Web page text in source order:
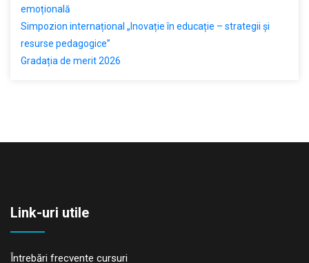
emoțională
Simpozion internațional „Inovație în educație – strategii și
resurse pedagogice”
Gradația de merit 2026
Link-uri utile
Întrebări frecvente cursuri